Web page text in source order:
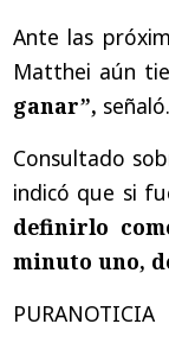
Ante las
Matthei aún
ganar”, señaló.
Consultado
indicó que si
definirlo
minuto uno,
PURANOTICIA